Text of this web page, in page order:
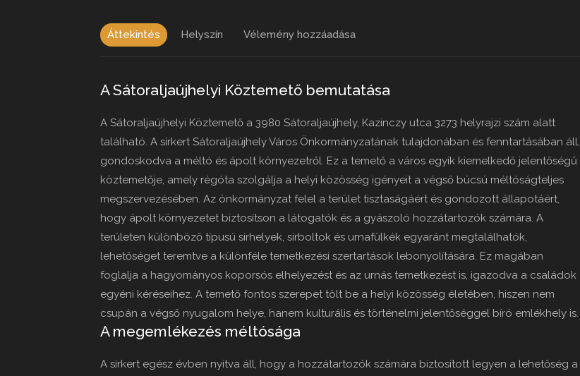
Áttekintés Helyszín Vélemény hozzáadása
A Sátoraljaújhelyi Köztemető bemutatása
A Sátoraljaújhelyi Köztemető a 3980 Sátoraljaújhely, Kazinczy utca 3273 helyrajzi szám alatt
található. A sírkert Sátoraljaújhely Város Önkormányzatának tulajdonában és fenntartásában áll,
gondoskodva a méltó és ápolt környezetről. Ez a temető a város egyik kiemelkedő jelentőségű
köztemetője, amely régóta szolgálja a helyi közösség igényeit a végső búcsú méltóságteljes
megszervezésében. Az önkormányzat felel a terület tisztaságáért és gondozott állapotáért,
hogy ápolt környezetet biztosítson a látogatók és a gyászoló hozzátartozók számára. A
területen különböző típusú sírhelyek, sírboltok és urnafülkék egyaránt megtalálhatók,
lehetőséget teremtve a különféle temetkezési szertartások lebonyolítására. Ez magában
foglalja a hagyományos koporsós elhelyezést és az urnás temetkezést is, igazodva a családok
egyéni kéréseihez. A temető fontos szerepet tölt be a helyi közösség életében, hiszen nem
csupán a végső nyugalom helye, hanem kulturális és történelmi jelentőséggel bíró emlékhely is.
A megemlékezés méltósága
A sírkert egész évben nyitva áll, hogy a hozzátartozók számára biztosított legyen a lehetőség a